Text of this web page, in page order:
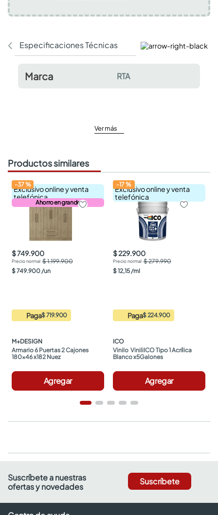
Especificaciones Técnicas Comentarios y
Marca RTA
Ver más
Productos similares
Exclusivo online y venta
telefónica
Ahorro en grande
-37%
$ 749.900
$ 1.199.900
$749.900 /un
Paga$ 719.900
M+DESIGN
Armario 6 Puertas 2 Cajones
180x46 x182 Nuez
Agregar
Exclusivo online y venta
telefónica
-17%
$ 229.900
$ 279.990
$12,15 /ml
Paga$ 224.900
ICO
Vinilo  ViniliICO Tipo 1 Acrílica
Blanco x5Galones
Agregar
Suscríbete a nuestras
ofertas y novedades
Suscríbete